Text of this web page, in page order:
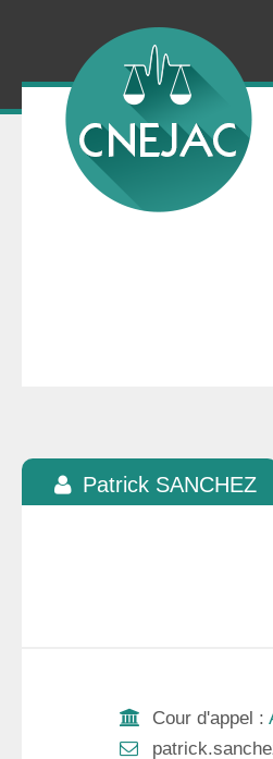
Patrick SANCHEZ
Cour d'appel :